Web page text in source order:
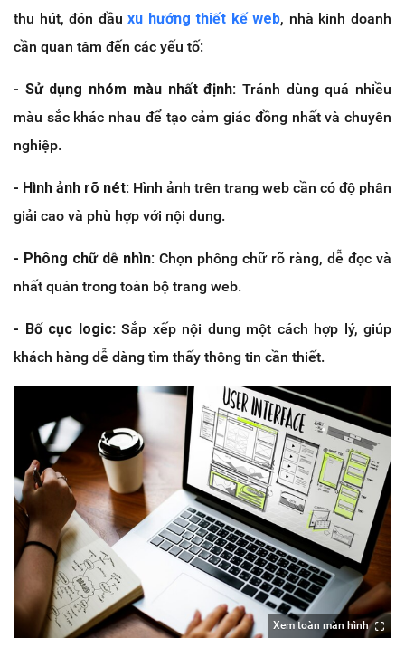
thu hút, đón đầuxu hướng thiết kế web, nhà kinh doanh
cần quan tâm đến các yếu tố:
- Sử dụng nhóm màu nhất định: Tránh dùng quá nhiều
màu sắc khác nhau để tạo cảm giác đồng nhất và chuyên
nghiệp.
- Hình ảnh rõ nét: Hình ảnh trên trang web cần có độ phân
giải cao và phù hợp với nội dung.
- Phông chữ dễ nhìn: Chọn phông chữ rõ ràng, dễ đọc và
nhất quán trong toàn bộ trang web.
- Bố cục logic: Sắp xếp nội dung một cách hợp lý, giúp
khách hàng dễ dàng tìm thấy thông tin cần thiết.
Xem toàn màn hình